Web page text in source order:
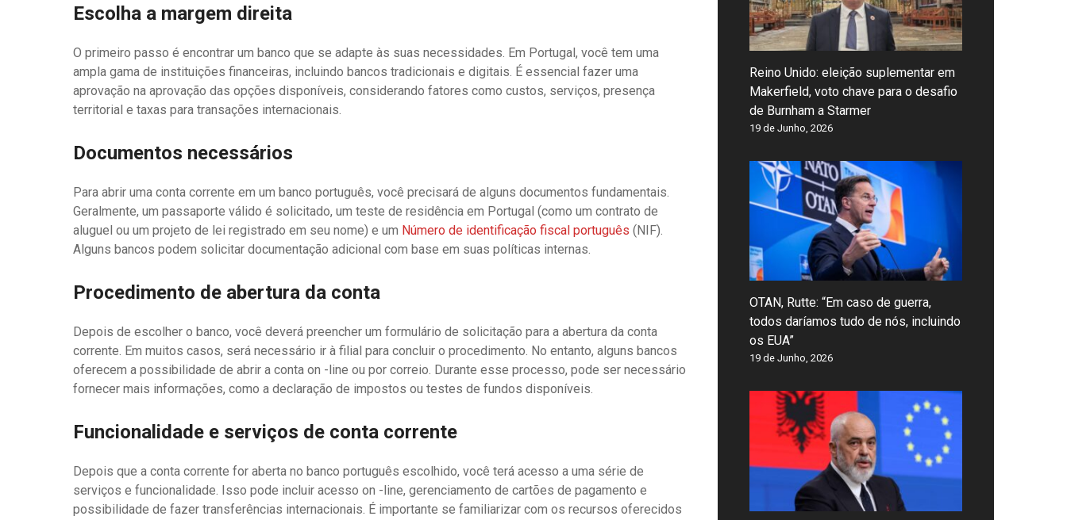
Escolha a margem direita
O primeiro passo é encontrar um banco que se adapte às suas necessidades. Em Portugal, você tem uma
ampla gama de instituições financeiras, incluindo bancos tradicionais e digitais. É essencial fazer uma
aprovação na aprovação das opções disponíveis, considerando fatores como custos, serviços, presença
territorial e taxas para transações internacionais.
Documentos necessários
Para abrir uma conta corrente em um banco português, você precisará de alguns documentos fundamentais.
Geralmente, um passaporte válido é solicitado, um teste de residência em Portugal (como um contrato de
aluguel ou um projeto de lei registrado em seu nome) e um Número de identificação fiscal português (NIF).
Alguns bancos podem solicitar documentação adicional com base em suas políticas internas.
Procedimento de abertura da conta
Depois de escolher o banco, você deverá preencher um formulário de solicitação para a abertura da conta
corrente. Em muitos casos, será necessário ir à filial para concluir o procedimento. No entanto, alguns bancos
oferecem a possibilidade de abrir a conta on -line ou por correio. Durante esse processo, pode ser necessário
fornecer mais informações, como a declaração de impostos ou testes de fundos disponíveis.
Funcionalidade e serviços de conta corrente
Depois que a conta corrente for aberta no banco português escolhido, você terá acesso a uma série de
serviços e funcionalidade. Isso pode incluir acesso on -line, gerenciamento de cartões de pagamento e
possibilidade de fazer transferências internacionais. É importante se familiarizar com os recursos oferecidos
Reino Unido: eleição suplementar em
Makerfield, voto chave para o desafio
de Burnham a Starmer
19 de Junho, 2026
OTAN, Rutte: “Em caso de guerra,
todos daríamos tudo de nós, incluindo
os EUA”
19 de Junho, 2026